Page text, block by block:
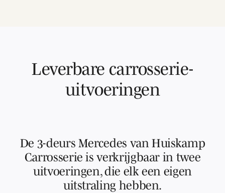
Leverbare carrosserie-
uitvoeringen
De 3-deurs Mercedes van Huiskamp
Carrosserie is verkrijgbaar in twee
uitvoeringen, die elk een eigen
uitstraling hebben.